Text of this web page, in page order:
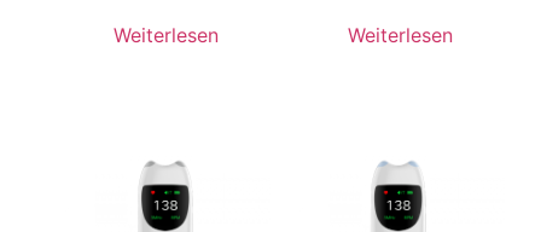
Weiterlesen Weiterlesen